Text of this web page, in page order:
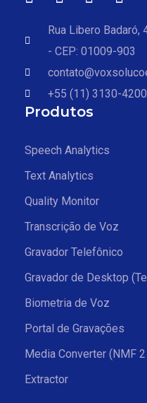
Rua Libero Badaró,
- CEP: 01009-903
+55 (11) 3130-4200
Produtos
Speech Analytics
Text Analytics
Quality Monitor
Transcrição de Voz
Gravador Telefônico
Gravador de Desktop
Biometria de Voz
Portal de Gravações
Media Converter (NMF 2
Extractor